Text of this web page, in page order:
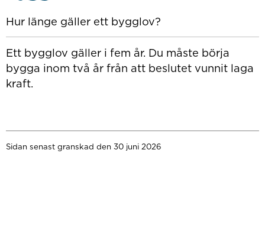
Hur länge gäller ett bygglov?
Ett bygglov gäller i fem år. Du måste börja
bygga inom två år från att beslutet vunnit laga
kraft.
Sidan senast granskad den 30 juni 2026